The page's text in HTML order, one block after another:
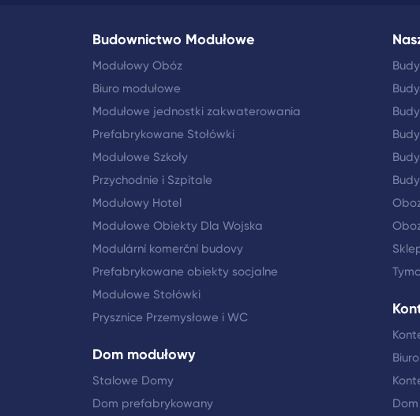
Budownictwo Modułowe
Modułowy Obóz
Biuro modułowe
Modułowe jednostki zakwaterowania
Prefabrykowane Stołówki
Modułowe Szkoły
Przychodnie i Szpitale
Modułowy Hotel
Modułowe Obiekty Dla Wojska
Modulární komerční budovy
Prefabrykowane obiekty socjalne
Modułowe Stołówki
Prysznice Przemysłowe i WC
Dom modułowy
Stalowe Domy
Dom prefabrykowany